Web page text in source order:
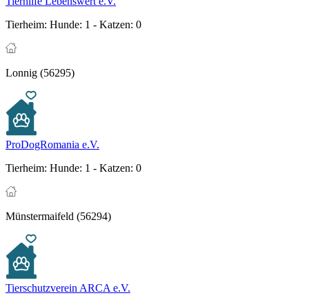
Tierheim: Hunde: 1 - Katzen: 0
Lonnig (56295)
ProDogRomania e.V.
Tierheim: Hunde: 1 - Katzen: 0
Münstermaifeld (56294)
Tierschutzverein ARCA e.V.